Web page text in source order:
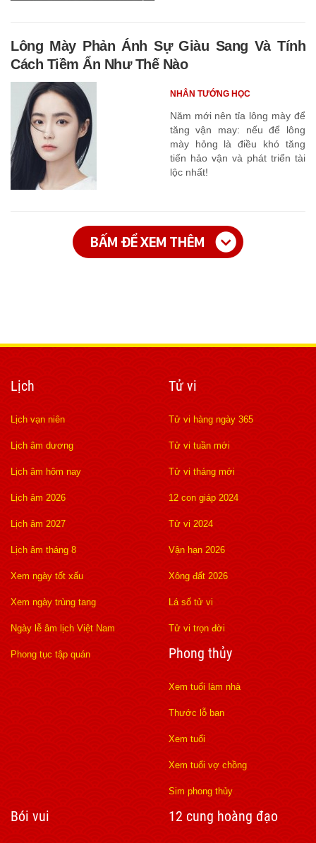
Lông Mày Phản Ánh Sự Giàu Sang Và Tính
Cách Tiềm Ẩn Như Thế Nào
Năm mới nên tỉa lông mày để
tăng vận may: nếu để lông
mày hỏng là điều khó tăng
tiến hảo vận và phát triển tài
lộc nhất!
NHÂN TƯỚNG HỌC
BẤM ĐỂ XEM THÊM
Lịch
Lịch vạn niên
Lịch âm dương
Lịch âm hôm nay
Lịch âm 2026
Lịch âm 2027
Lịch âm tháng 8
Xem ngày tốt xấu
Xem ngày trùng tang
Ngày lễ âm lịch Việt Nam
Phong tục tập quán
Tử vi
Tử vi hàng ngày 365
Tử vi tuần mới
Tử vi tháng mới
12 con giáp 2024
Tử vi 2024
Vận hạn 2026
Xông đất 2026
Lá số tử vi
Tử vi trọn đời
Phong thủy
Xem tuổi làm nhà
Thước lỗ ban
Xem tuổi
Xem tuổi vợ chồng
Sim phong thủy
Bói vui 12 cung hoàng đạo